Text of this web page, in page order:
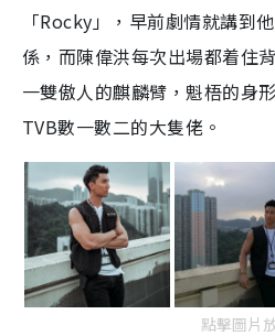
「Rocky」，早前劇情就講到
係，而陳偉洪每次出場都着住
一雙傲人的麒麟臂，魁梧的身
TVB數一數二的大隻佬。
點擊圖片